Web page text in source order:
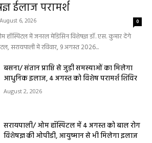
ईलाज परामर्श
August 6, 2026 0
में जनरल मेडिसिन विशेषज्ञ डॉ. एस. कुमार देंगे
सरायपाली में रविवार, 9 अगस्त 2026...
बसना/ संतान प्राप्ति से जुड़ी समस्याओं का मिलेगा
आधुनिक इलाज, 4 अगस्त को विशेष परामर्श शिविर
August 2, 2026
सरायपाली/ ओम हॉस्पिटल में 4 अगस्त को बाल रोग
विशेषज्ञ की ओपीडी, आयुष्मान से भी मिलेगा इलाज